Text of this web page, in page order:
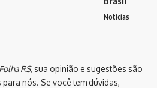
Notícias
Folha RS, sua opinião e sugestões são
nós. Se você tem dúvidas,